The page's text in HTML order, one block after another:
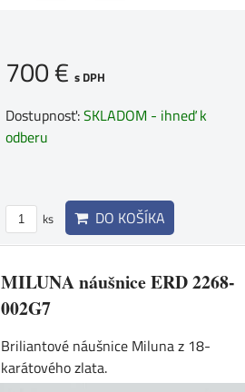
700 €s DPH
Dostupnosť:SKLADOM - ihneď k
odberu
ks DO KOŠÍKA
MILUNA náušnice ERD 2268-
002G7
Briliantové náušnice Miluna z 18-
karátového zlata.